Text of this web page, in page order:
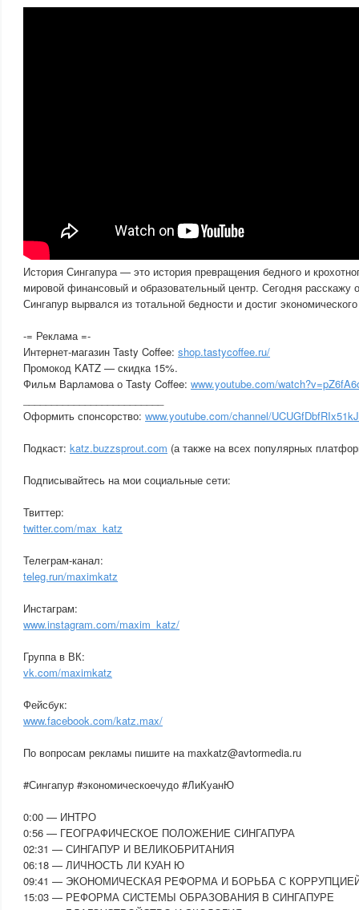
История Сингапура — это история превращения бедного и
мировой финансовый и образовательный центр. Сегодня расскажу
Сингапур вырвался из тотальной бедности и достиг
-= Реклама =-
Интернет-магазин Tasty Coffee: shop.tastycoffee.ru/
Промокод KATZ — скидка 15%.
Фильм Варламова о Tasty Coffee: www.youtube.com/
Оформить спонсорство: www.youtube.com/channel/
Подкаст: katz.buzzsprout.com (а также на всех популярных
Подписывайтесь на мои социальные сети:
Твиттер:
twitter.com/max_katz
Телеграм-канал:
teleg.run/maximkatz
Инстаграм:
www.instagram.com/maxim_katz/
Группа в ВК:
vk.com/maximkatz
Фейсбук:
www.facebook.com/katz.max/
По вопросам рекламы пишите на maxkatz@avtormedia.ru
#Сингапур #экономическоечудо #ЛиКуанЮ
0:00 — ИНТРО
0:56 — ГЕОГРАФИЧЕСКОЕ ПОЛОЖЕНИЕ СИНГАПУРА
02:31 — СИНГАПУР И ВЕЛИКОБРИТАНИЯ
06:18 — ЛИЧНОСТЬ ЛИ КУАН Ю
09:41 — ЭКОНОМИЧЕСКАЯ РЕФОРМА И БОРЬБА С
15:03 — РЕФОРМА СИСТЕМЫ ОБРАЗОВАНИЯ В СИНГАПУРЕ